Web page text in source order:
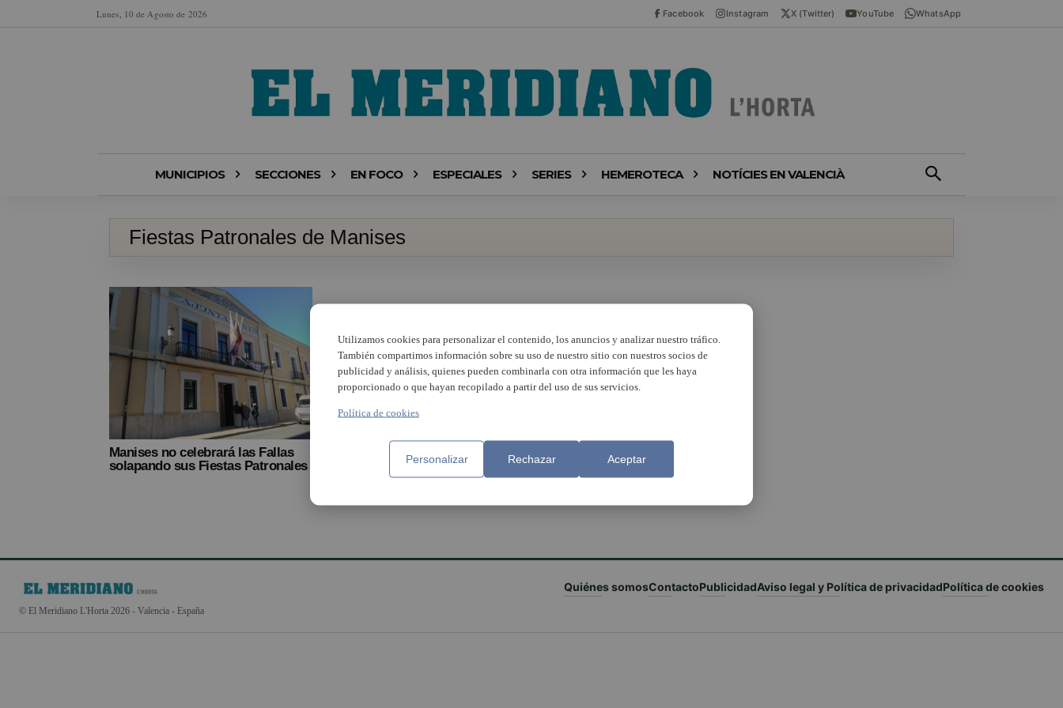
Lunes, 10 de Agosto de 2026 Facebook Instagram X (Twitter) YouTube WhatsApp
MUNICIPIOS SECCIONES EN FOCO ESPECIALES SERIES HEMEROTECA NOTÍCIES EN VALENCIÀ
Fiestas Patronales de Manises
Manises no celebrará las Fallas
solapando sus Fiestas Patronales
© El Meridiano L'Horta 2026 - Valencia - España
Quiénes somosContactoPublicidadAviso legal y Política de privacidadPolítica de cookies
Utilizamos cookies para personalizar el contenido, los anuncios y analizar nuestro tráfico.
También compartimos información sobre su uso de nuestro sitio con nuestros socios de
publicidad y análisis, quienes pueden combinarla con otra información que les haya
proporcionado o que hayan recopilado a partir del uso de sus servicios.
Política de cookies
Personalizar Rechazar Aceptar